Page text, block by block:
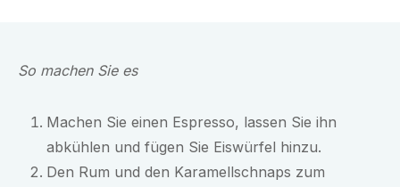
So machen Sie es
Machen Sie einen Espresso, lassen Sie ihn
abkühlen und fügen Sie Eiswürfel hinzu.
Den Rum und den Karamellschnaps zum